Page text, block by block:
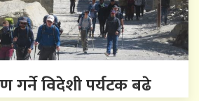
गर्ने विदेशी पर्यटक बढे